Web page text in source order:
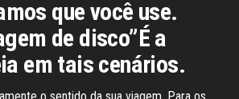
que você use.
de disco”É a
em tais cenários.